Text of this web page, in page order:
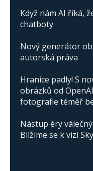
Když nám AI říká,
chatboty
Nový generátor
autorská práva
Hranice padly! S
obrázků od
fotografie téměř
Nástup éry
Blížíme se k vizi